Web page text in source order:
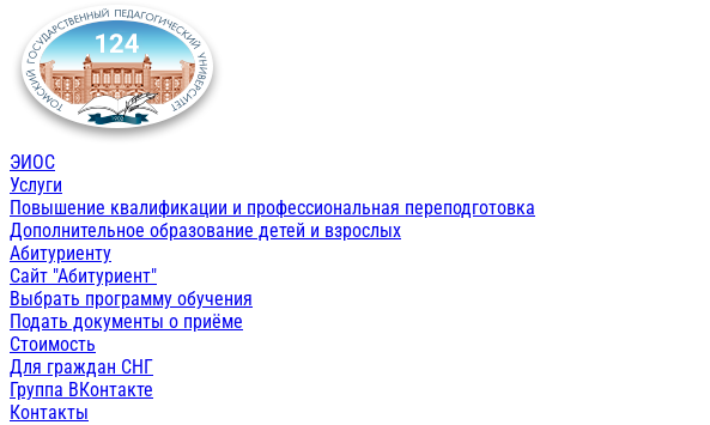
ЭИОС
Услуги
Повышение квалификации и профессиональная переподготовка
Дополнительное образование детей и взрослых
Абитуриенту
Сайт "Абитуриент"
Выбрать программу обучения
Подать документы о приёме
Стоимость
Для граждан СНГ
Группа ВКонтакте
Контакты